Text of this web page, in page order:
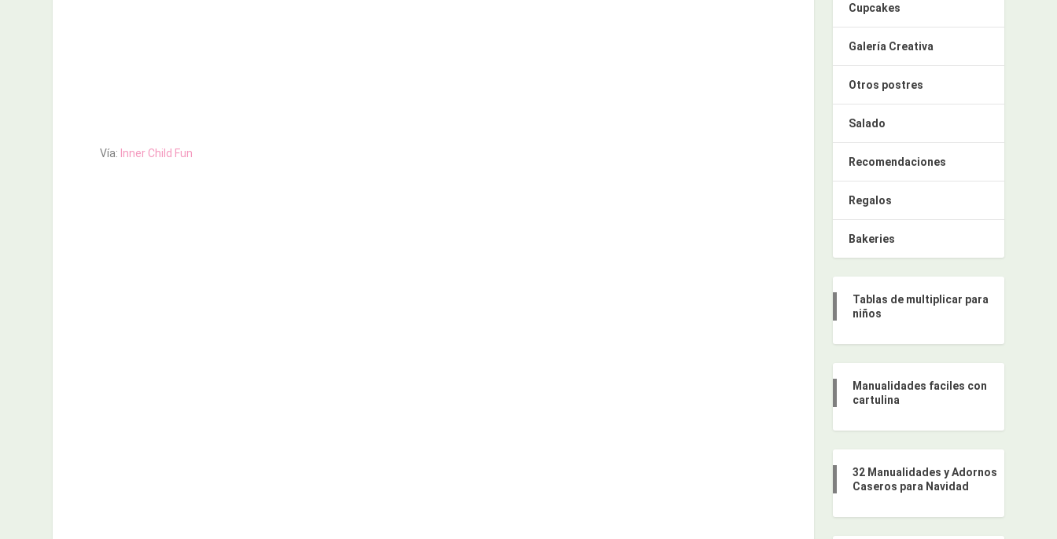
Vía: Inner Child Fun
Cupcakes
Galería Creativa
Otros postres
Salado
Recomendaciones
Regalos
Bakeries
Tablas de multiplicar para
niños
Manualidades faciles con
cartulina
32 Manualidades y Adornos
Caseros para Navidad